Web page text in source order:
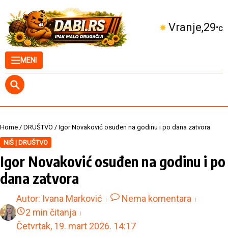
MENI
Kuršumlija 29°C
Home / DRUŠTVO / Igor Novaković osuđen na godinu i po dana zatvora
NIŠ | DRUŠTVO
Igor Novaković osuđen na godinu i po
dana zatvora
Autor: Ivana Marković
Nema komentara
2 min čitanja
Četvrtak, 19. mart 2026. 14:17